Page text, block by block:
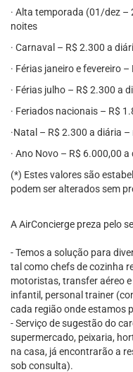
· Alta temporada (01/dez
noites
· Carnaval – R$ 2.300 a
· Férias janeiro e fevereiro
· Férias julho – R$ 2.300 a
· Feriados nacionais – R$
·Natal – R$ 2.300 a diária
· Ano Novo – R$ 6.000,00
(*) Estes valores são
podem ser alterados sem
A AirConcierge preza pelo
- Temos a solução para
tal como chefs de cozinha
motoristas, transfer aéreo
infantil, personal trainer
cada região onde estamos
- Serviço de sugestão do
supermercado, peixaria,
na casa, já encontrarão a
sob consulta).